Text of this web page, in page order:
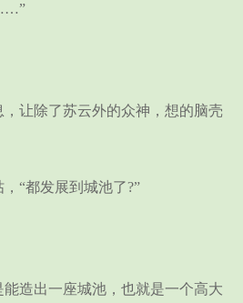
让除了苏云外的众神，想的脑壳
“都发展到城池了?”
造出一座城池，也就是一个高大